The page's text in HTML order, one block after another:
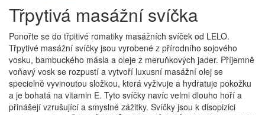
Třpytivá masážní svíčka
Ponořte se do třpitivé romatiky masážních svíček od LELO.
Třpytivé masážní svíčky jsou vyrobené z přírodního sojového
vosku, bambuckého másla a oleje z meruňkových jader. Příjemně
voňavý vosk se rozpustí a vytvoří luxusní masážní olej se
specielně vyvinoutou složkou, která vyživuje a hydratuje pokožku
a je bohatá na vitamin E. Tyto svíčky navíc velmi dlouho hoří a
přinášejí vzrušující a smyslné zážitky. Svíčky jsou k disopizici